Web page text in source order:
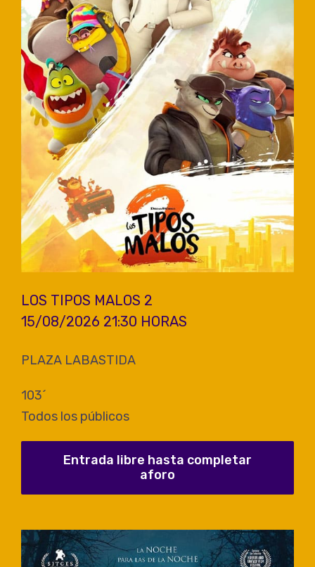
LOS TIPOS MALOS 2
15/08/2026 21:30 HORAS
PLAZA LABASTIDA
103´
Todos los públicos
Entrada libre hasta completar
aforo